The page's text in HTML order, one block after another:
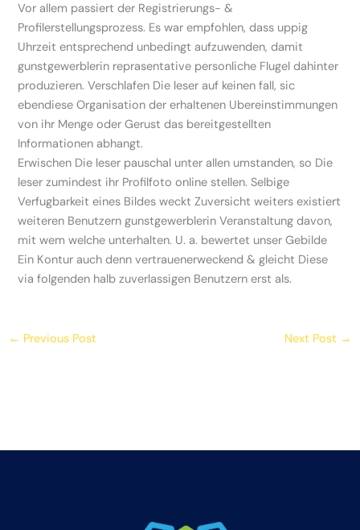
Vor allem passiert der Registrierungs- &
Profilerstellungsprozess. Es war empfohlen, dass uppig
Uhrzeit entsprechend unbedingt aufzuwenden, damit
gunstgewerblerin reprasentative personliche Flugel dahinter
produzieren. Verschlafen Die leser auf keinen fall, sic
ebendiese Organisation der erhaltenen Ubereinstimmungen
von ihr Menge oder Gerust das bereitgestellten
Informationen abhangt.
Erwischen Die leser pauschal unter allen umstanden, so Die
leser zumindest ihr Profilfoto online stellen. Selbige
Verfugbarkeit eines Bildes weckt Zuversicht weiters existiert
weiteren Benutzern gunstgewerblerin Veranstaltung davon,
mit wem welche unterhalten. U. a. bewertet unser Gebilde
Ein Kontur auch denn vertrauenerweckend & gleicht Diese
via folgenden halb zuverlassigen Benutzern erst als.
← Previous Post Next Post →